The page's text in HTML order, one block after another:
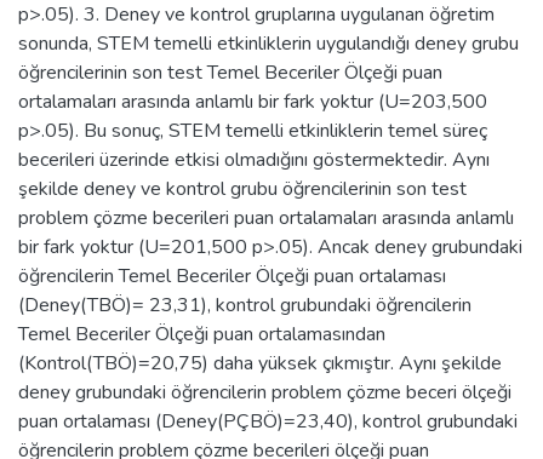
p>.05). 3. Deney ve kontrol gruplarına uygulanan öğretim
sonunda, STEM temelli etkinliklerin uygulandığı deney grubu
öğrencilerinin son test Temel Beceriler Ölçeği puan
ortalamaları arasında anlamlı bir fark yoktur (U=203,500
p>.05). Bu sonuç, STEM temelli etkinliklerin temel süreç
becerileri üzerinde etkisi olmadığını göstermektedir. Aynı
şekilde deney ve kontrol grubu öğrencilerinin son test
problem çözme becerileri puan ortalamaları arasında anlamlı
bir fark yoktur (U=201,500 p>.05). Ancak deney grubundaki
öğrencilerin Temel Beceriler Ölçeği puan ortalaması
(Deney(TBÖ)= 23,31), kontrol grubundaki öğrencilerin
Temel Beceriler Ölçeği puan ortalamasından
(Kontrol(TBÖ)=20,75) daha yüksek çıkmıştır. Aynı şekilde
deney grubundaki öğrencilerin problem çözme beceri ölçeği
puan ortalaması (Deney(PÇBÖ)=23,40), kontrol grubundaki
öğrencilerin problem çözme becerileri ölçeği puan